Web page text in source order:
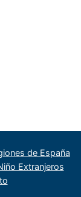
de España
Extranjeros